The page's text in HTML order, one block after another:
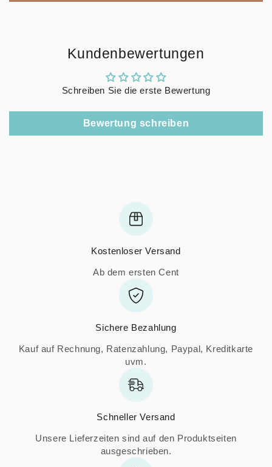
Kundenbewertungen
Schreiben Sie die erste Bewertung
Bewertung schreiben
Kostenloser Versand
Ab dem ersten Cent
Sichere Bezahlung
Kauf auf Rechnung, Ratenzahlung, Paypal, Kreditkarte
uvm.
Schneller Versand
Unsere Lieferzeiten sind auf den Produktseiten
ausgeschrieben.